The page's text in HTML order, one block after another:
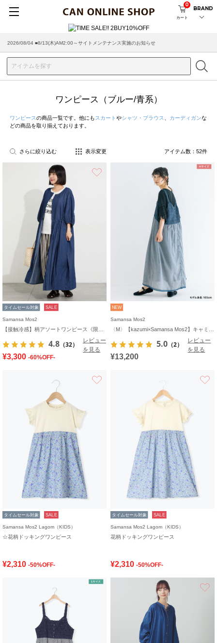
カート
0
BRAND
2026/07/29 ■【お知らせ】ヤマト運輸の配送遅延・停止について
ワンピース（ブルー/青系）
ワンピースの商品一覧です。他にも スカート やシャツ・ブラウス カーディガンな
どの商品を取り揃えております。
さらに絞り込む 表示変更 アイテム数： 52件
タイムセール対象 SALE
Samansa Mos2
4.8 （32）
レビュー
を見る
¥3,300 -60%OFF-
NEW
Samansa Mos2
5.0 （2）
レビュー
を見る
¥13,200
タイムセール対象 SALE
Samansa Mos2 Lagom（KIDS）
☆花柄ドッキングワンピース
¥2,310 -50%OFF-
タイムセール対象 SALE
Samansa Mos2 Lagom（KIDS）
花柄ドッキングワンピース
¥2,310 -50%OFF-